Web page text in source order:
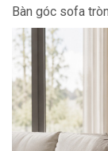
Bàn góc sofa tròn